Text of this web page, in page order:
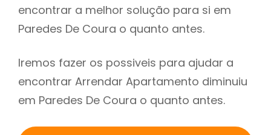
encontrar a melhor solução para si em
Paredes De Coura o quanto antes.
Iremos fazer os possiveis para ajudar a
encontrar Arrendar Apartamento diminuiu
em Paredes De Coura o quanto antes.